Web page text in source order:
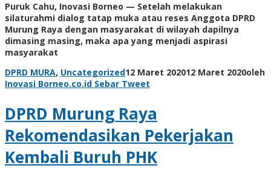
Puruk Cahu, Inovasi Borneo — Setelah melakukan
silaturahmi dialog tatap muka atau reses Anggota DPRD
Murung Raya dengan masyarakat di wilayah dapilnya
dimasing masing, maka apa yang menjadi aspirasi
masyarakat
DPRD MURA, Uncategorized12 Maret 202012 Maret 2020oleh
Inovasi Borneo.co.id Sebar Tweet
DPRD Murung Raya
Rekomendasikan Pekerjakan
Kembali Buruh PHK